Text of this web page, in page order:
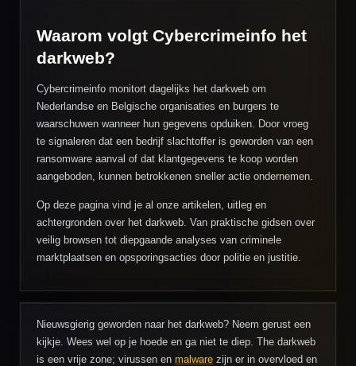
Waarom volgt Cybercrimeinfo het
darkweb?
Cybercrimeinfo monitort dagelijks het darkweb om
Nederlandse en Belgische organisaties en burgers te
waarschuwen wanneer hun gegevens opduiken. Door vroeg
te signaleren dat een bedrijf slachtoffer is geworden van een
ransomware aanval of dat klantgegevens te koop worden
aangeboden, kunnen betrokkenen sneller actie ondernemen.
Op deze pagina vind je al onze artikelen, uitleg en
achtergronden over het darkweb. Van praktische gidsen over
veilig browsen tot diepgaande analyses van criminele
marktplaatsen en opsporingsacties door politie en justitie.
Nieuwsgierig geworden naar het darkweb? Neem gerust een
kijkje. Wees wel op je hoede en ga niet te diep. The darkweb
is een vrije zone; virussen en malware zijn er in overvloed en